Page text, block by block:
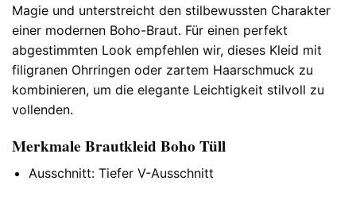
Magie und unterstreicht den stilbewussten Charakter
einer modernen Boho-Braut. Für einen perfekt
abgestimmten Look empfehlen wir, dieses Kleid mit
filigranen Ohrringen oder zartem Haarschmuck zu
kombinieren, um die elegante Leichtigkeit stilvoll zu
vollenden.
Merkmale Brautkleid Boho Tüll
Ausschnitt: Tiefer V-Ausschnitt